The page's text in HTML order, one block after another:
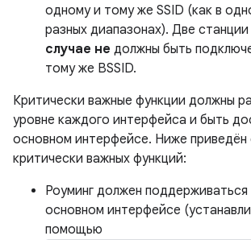
одному и тому же SSID (как в
разных диапазонах). Две станции
случае не должны быть
тому же BSSID.
Критически важные функции должны
уровне каждого интерфейса и быть
основном интерфейсе. Ниже приведён
критически важных функций:
Роуминг должен поддерживаться
основном интерфейсе
помощью